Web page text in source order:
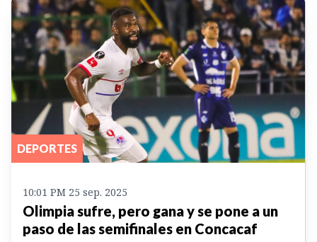
DEPORTES
10:01 PM 25 sep. 2025
Olimpia sufre, pero gana y se pone a un
paso de las semifinales en Concacaf